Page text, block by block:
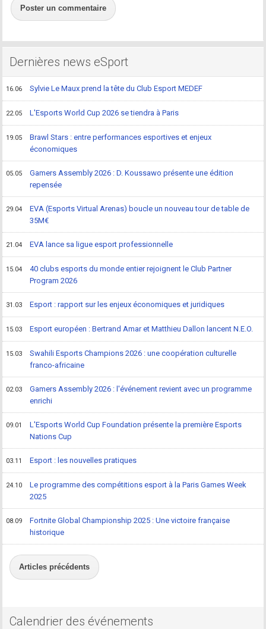
Poster un commentaire
Dernières news eSport
16.06 Sylvie Le Maux prend la tête du Club Esport MEDEF
22.05 L'Esports World Cup 2026 se tiendra à Paris
19.05
Brawl Stars : entre performances esportives et enjeux
économiques
05.05
Gamers Assembly 2026 : D. Koussawo présente une édition
repensée
29.04
EVA (Esports Virtual Arenas) boucle un nouveau tour de table de
35M€
21.04 EVA lance sa ligue esport professionnelle
15.04
40 clubs esports du monde entier rejoignent le Club Partner
Program 2026
31.03 Esport : rapport sur les enjeux économiques et juridiques
15.03 Esport européen : Bertrand Amar et Matthieu Dallon lancent N.E.O.
15.03
Swahili Esports Champions 2026 : une coopération culturelle
franco-africaine
02.03
Gamers Assembly 2026 : l'événement revient avec un programme
enrichi
09.01
L'Esports World Cup Foundation présente la première Esports
Nations Cup
03.11 Esport : les nouvelles pratiques
24.10
Le programme des compétitions esport à la Paris Games Week
2025
08.09
Fortnite Global Championship 2025 : Une victoire française
historique
Articles précédents
Calendrier des événements